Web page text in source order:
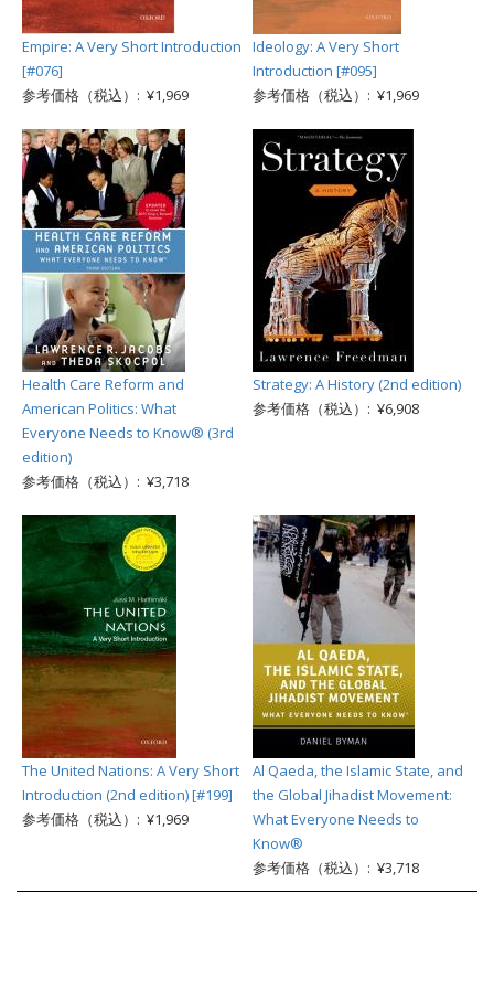
Empire: A Very Short Introduction
[#076]
参考価格（税込）: ¥1,969
Ideology: A Very Short
Introduction [#095]
参考価格（税込）: ¥1,969
Health Care Reform and
American Politics: What
Everyone Needs to Know® (3rd
edition)
参考価格（税込）: ¥3,718
Strategy: A History (2nd edition)
参考価格（税込）: ¥6,908
The United Nations: A Very Short
Introduction (2nd edition) [#199]
参考価格（税込）: ¥1,969
Al Qaeda, the Islamic State, and
the Global Jihadist Movement:
What Everyone Needs to
Know®
参考価格（税込）: ¥3,718